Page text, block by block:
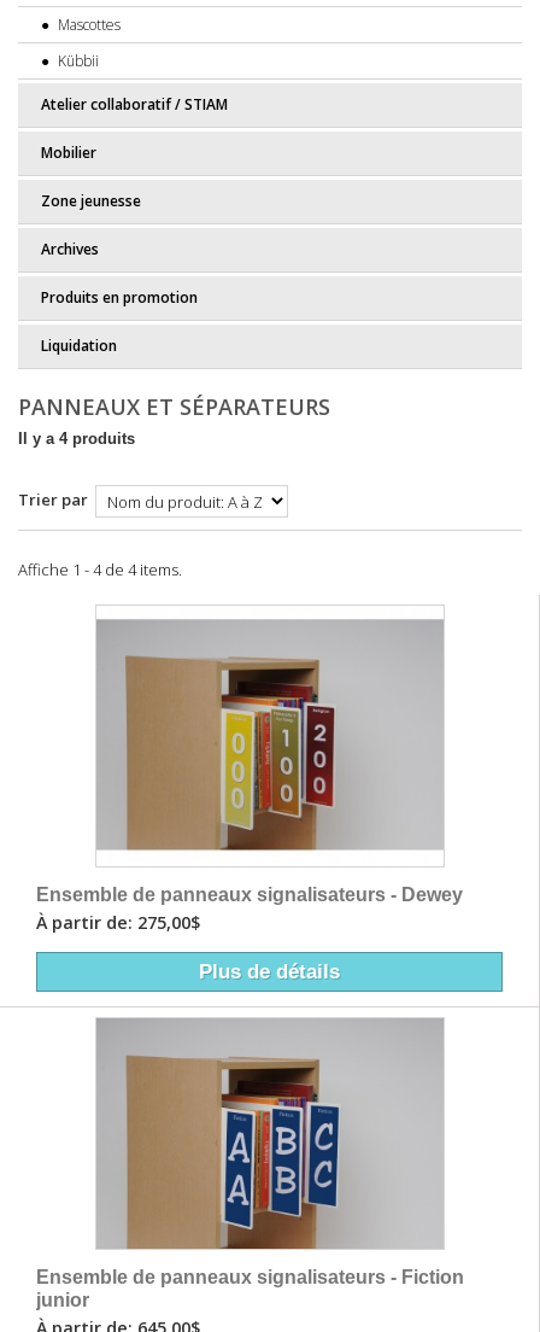
Mascottes
Kübbii
Atelier collaboratif / STIAM
Mobilier
Zone jeunesse
Archives
Produits en promotion
Liquidation
PANNEAUX ET SÉPARATEURS
Il y a 4 produits
Trier par
Affiche 1 - 4 de 4 items.
Ensemble de panneaux signalisateurs - Dewey
À partir de: 275,00$
Plus de détails
Ensemble de panneaux signalisateurs - Fiction
junior